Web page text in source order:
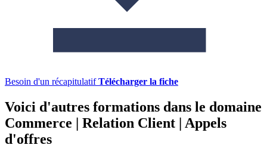
Besoin d'un récapitulatif Télécharger la fiche
Voici d'autres formations dans le domaine
Commerce | Relation Client | Appels
d'offres